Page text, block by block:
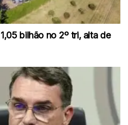
bilhão no 2º tri, alta de